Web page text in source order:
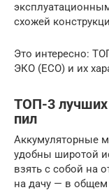
схожей
Это интересно:
ЭКО (ECO) и их
ТОП-3
пил
Аккумуляторные
удобны широтой
взять с собой на
на дачу — в общем